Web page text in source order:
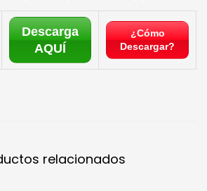
Descarga
AQUÍ
¿Cómo
Descargar?
relacionados